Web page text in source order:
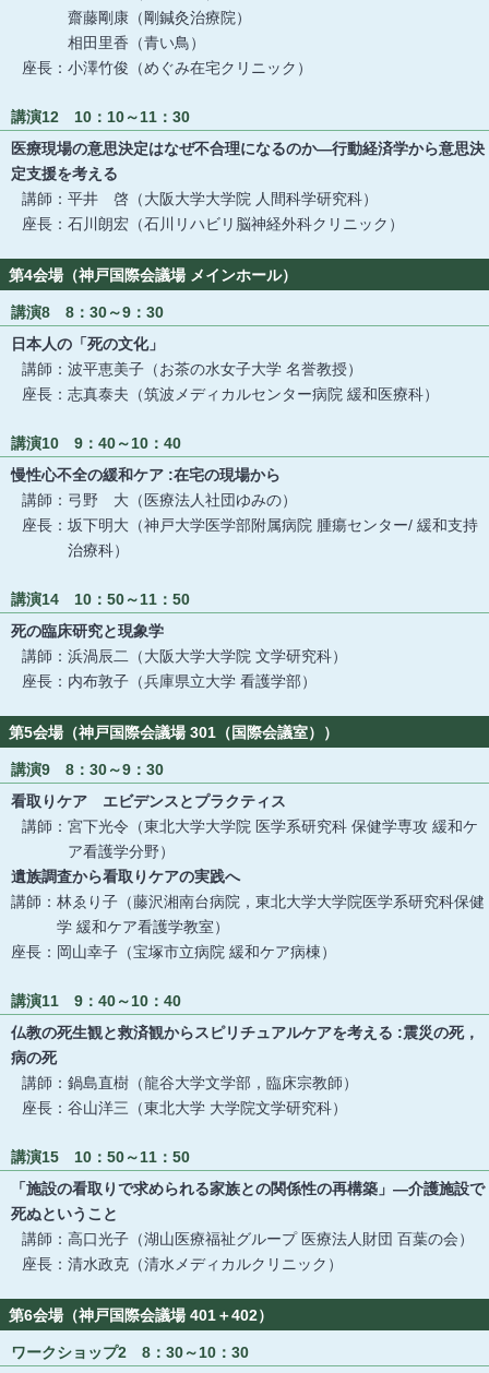
齋藤剛康（剛鍼灸治療院）
相田里香（青い鳥）
座長：小澤竹俊（めぐみ在宅クリニック）
講演12 10：10～11：30
医療現場の意思決定はなぜ不合理になるのか―行動経済学から意思決
定支援を考える
講師：平井 啓（大阪大学大学院 人間科学研究科）
座長：石川朗宏（石川リハビリ脳神経外科クリニック）
第4会場（神戸国際会議場 メインホール）
講演8 8：30～9：30
日本人の「死の文化」
講師：波平恵美子（お茶の水女子大学 名誉教授）
座長：志真泰夫（筑波メディカルセンター病院 緩和医療科）
講演10 9：40～10：40
慢性心不全の緩和ケア :在宅の現場から
講師：弓野 大（医療法人社団ゆみの）
座長：坂下明大（神戸大学医学部附属病院 腫瘍センター/ 緩和支持
治療科）
講演14 10：50～11：50
死の臨床研究と現象学
講師：浜渦辰二（大阪大学大学院 文学研究科）
座長：内布敦子（兵庫県立大学 看護学部）
第5会場（神戸国際会議場 301（国際会議室））
講演9 8：30～9：30
看取りケア エビデンスとプラクティス
講師：宮下光令（東北大学大学院 医学系研究科 保健学専攻 緩和ケ
ア看護学分野）
遺族調査から看取りケアの実践へ
講師：林ゑり子（藤沢湘南台病院，東北大学大学院医学系研究科保健
学 緩和ケア看護学教室）
座長：岡山幸子（宝塚市立病院 緩和ケア病棟）
講演11 9：40～10：40
仏教の死生観と救済観からスピリチュアルケアを考える :震災の死，
病の死
講師：鍋島直樹（龍谷大学文学部，臨床宗教師）
座長：谷山洋三（東北大学 大学院文学研究科）
講演15 10：50～11：50
「施設の看取りで求められる家族との関係性の再構築」―介護施設で
死ぬということ
講師：高口光子（湖山医療福祉グループ 医療法人財団 百葉の会）
座長：清水政克（清水メディカルクリニック）
第6会場（神戸国際会議場 401＋402）
ワークショップ2 8：30～10：30